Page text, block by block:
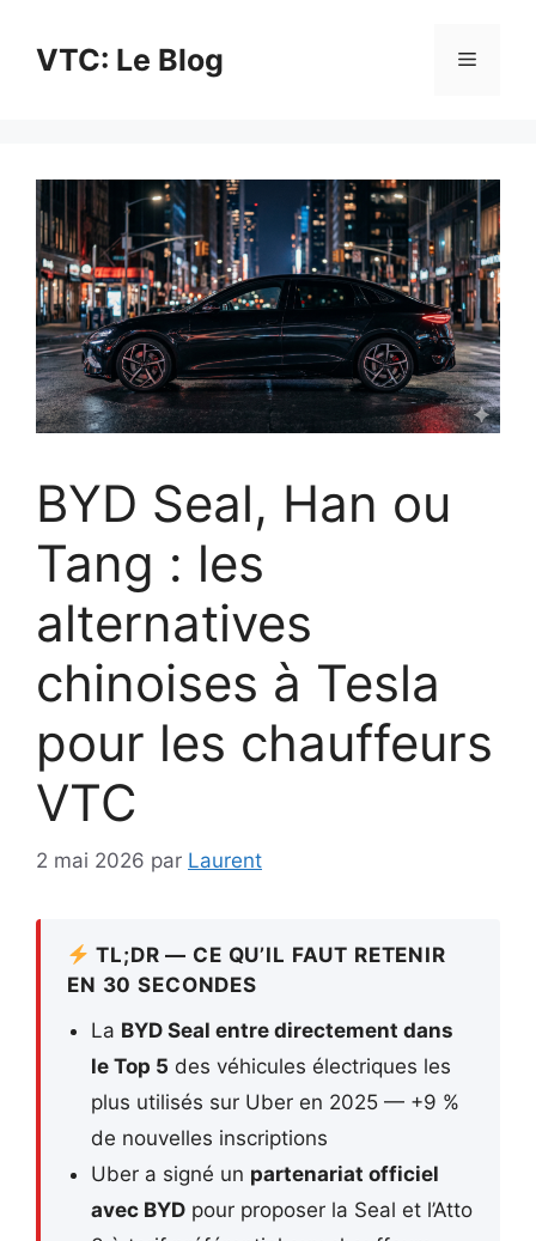
contenuVTC: Le Blog Menu
BYD Seal, Han ou
Tang : les
alternatives
chinoises à Tesla
pour les chauffeurs
VTC
2 mai 2026 par Laurent
TL;DR — CE QU’IL FAUT RETENIR
EN 30 SECONDES
La BYD Seal entre directement dans
le Top 5 des véhicules électriques les
plus utilisés sur Uber en 2025 — +9 %
de nouvelles inscriptions
Uber a signé un partenariat officiel
avec BYD pour proposer la Seal et l’Atto